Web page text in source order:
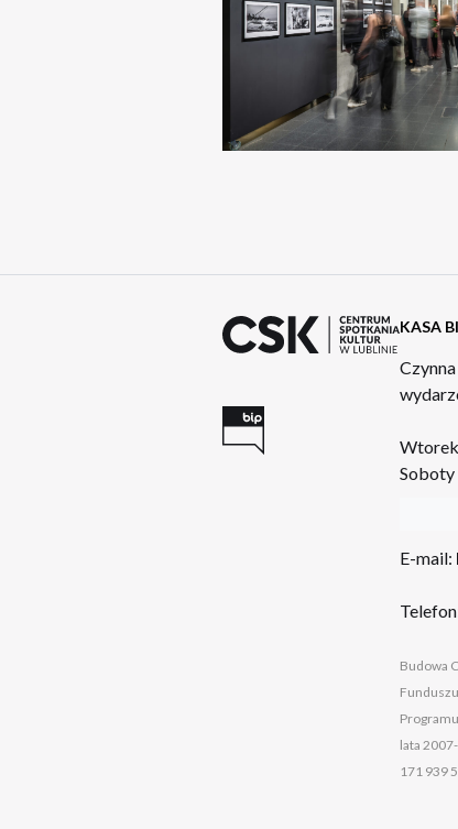
KASA
Soboty
E-mail:
Budowa
lata
171 939